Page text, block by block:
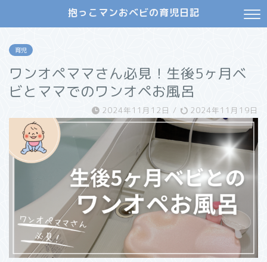
抱っこマンおベビの育児日記
育児
ワンオペママさん必見！生後5ヶ月ベ
ビとママでのワンオペお風呂
2024年11月12日 / 2024年11月19日